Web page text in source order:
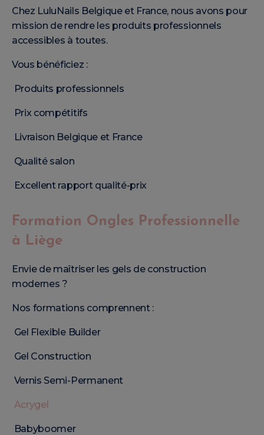
Chez LuluNails Belgique et France, nous avons pour
mission de rendre les produits professionnels
accessibles à toutes.
Vous bénéficiez :
Produits professionnels
Prix compétitifs
Livraison Belgique et France
Qualité salon
Excellent rapport qualité-prix
Formation Ongles Professionnelle
à Liège
Envie de maîtriser les gels de construction
modernes ?
Nos formations comprennent :
Gel Flexible Builder
Gel Construction
Vernis Semi-Permanent
Acrygel
Babyboomer